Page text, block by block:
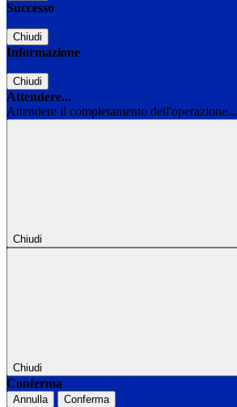
Successo
Chiudi
Informazione
Chiudi
Attendere...
Attendere il completamento dell'operazione...
Chiudi
Chiudi
Conferma
Annulla Conferma